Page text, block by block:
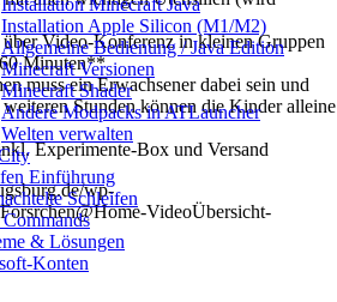
Installation Minecraft Java
Installation Apple Silicon (M1/M2)
Allgemeine Bedienung / Java Edition
Minecraft Versionen
Minecraft Shader
Andere Modpacks in ATLauncher
Welten verwalten
Einführung
Schleifen
& Lösungen
Konten
über Video-Konferenz in kleinen Gruppen
Minuten**
muss ein Erwachsener dabei sein und
weiteren Stunden können die Kinder alleine
Experimente-Box und Versand